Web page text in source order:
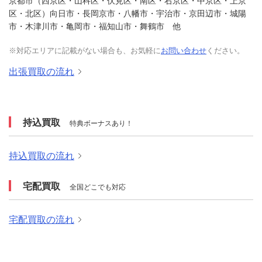
区・北区）向日市・長岡京市・八幡市・宇治市・京田辺市・城陽
市・木津川市・亀岡市・福知山市・舞鶴市 他
※対応エリアに記載がない場合も、お気軽にお問い合わせください。
出張買取の流れ
持込買取 特典ボーナスあり！
持込買取の流れ
宅配買取 全国どこでも対応
宅配買取の流れ